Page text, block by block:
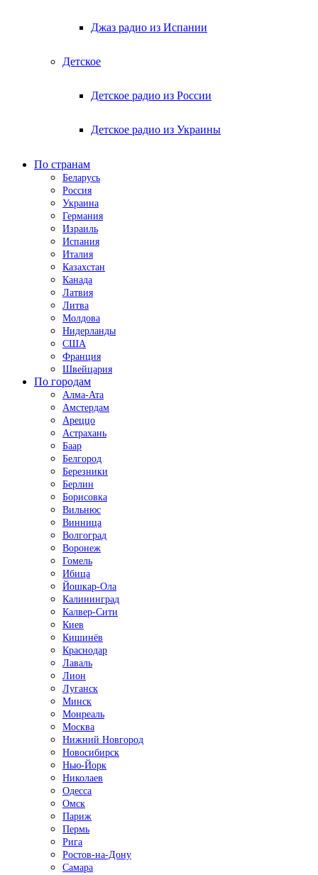
Джаз радио из Испании
Детское
Детское радио из России
Детское радио из Украины
По странам
Беларусь
Россия
Украина
Германия
Израиль
Испания
Италия
Казахстан
Канада
Латвия
Литва
Молдова
Нидерланды
США
Франция
Швейцария
По городам
Алма-Ата
Амстердам
Ареццо
Астрахань
Баар
Белгород
Березники
Берлин
Борисовка
Вильнюс
Винница
Волгоград
Воронеж
Гомель
Ибица
Йошкар-Ола
Калининград
Калвер-Сити
Киев
Кишинёв
Краснодар
Лаваль
Лион
Луганск
Минск
Монреаль
Москва
Нижний Новгород
Новосибирск
Нью-Йорк
Николаев
Одесса
Омск
Париж
Пермь
Рига
Ростов-на-Дону
Самара